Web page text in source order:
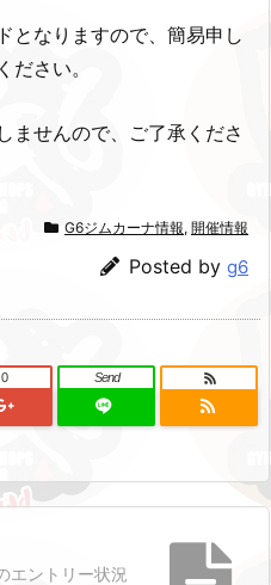
となりますので、簡易申し
さい。
ませんので、ご了承くださ
G6ジムカーナ情報, 開催情報
Posted by g6
0 Send
エントリー状況